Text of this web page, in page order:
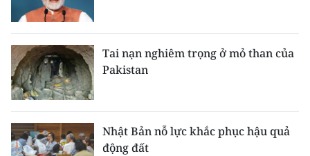
Tai nạn nghiêm trọng ở mỏ than của
Pakistan
Nhật Bản nỗ lực khắc phục hậu quả
động đất